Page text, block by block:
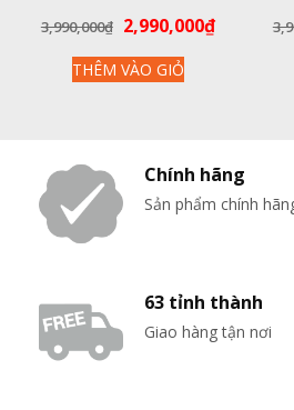
SUẤT 200W PHÒNG 50M2 –
HÀNG CHÍNH HÃNG
3,990,000₫ Giá
là:
2,990,000₫Giá
THÊM VÀO GIỎ
Chính hãng
Sản phẩm chính
63 tỉnh thành
Giao hàng tận nơi